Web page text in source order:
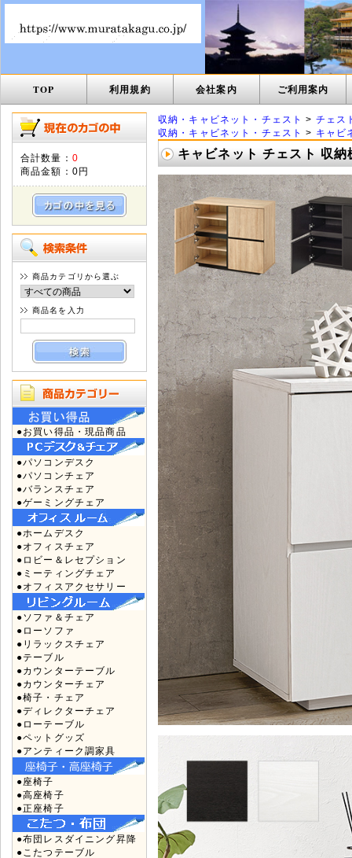
TOP 利用規約 会社案内 ご利用案内
合計数量： 0
商品金額： 0円
商品カテゴリから選ぶ
商品名を入力
●お買い得品・現品商品
●パソコンデスク
●パソコンチェア
●バランスチェア
●ゲーミングチェア
●ホームデスク
●オフィスチェア
●ロビー＆レセプション
●ミーティングチェア
●オフィスアクセサリー
●ソファ＆チェア
●ローソファ
●リラックスチェア
●テーブル
●カウンターテーブル
●カウンターチェア
●椅子・チェア
●ディレクターチェア
●ローテーブル
●ペットグッズ
●アンティーク調家具
●座椅子
●高座椅子
●正座椅子
●布団レスダイニング昇降
●こたつテーブル
収納・キャビネット・チェスト > チェス
収納・キャビネット・チェスト
> キャビ
キャビネット チェスト 収